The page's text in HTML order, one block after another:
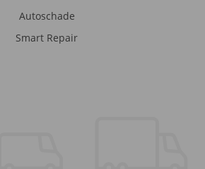
Autoschade
Smart Repair